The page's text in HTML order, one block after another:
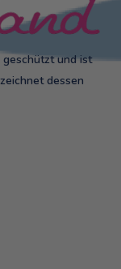
und ist
dessen